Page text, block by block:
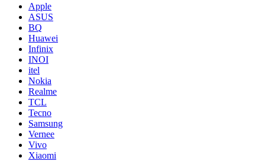
Apple
ASUS
BQ
Huawei
Infinix
INOI
itel
Nokia
Realme
TCL
Tecno
Samsung
Vernee
Vivo
Xiaomi